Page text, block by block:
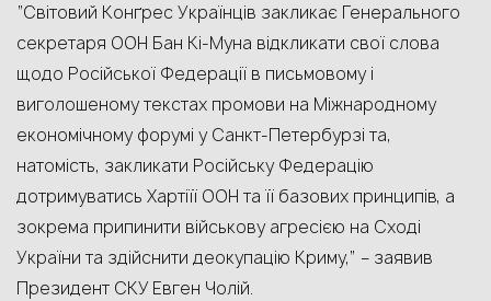
“Світовий Конґрес Українців закликає Генерального
секретаря ООН Бан Кі-Муна відкликати свої слова
щодо Російської Федерації в письмовому і
виголошеному текстах промови на Міжнародному
економічному форумі у Санкт-Петербурзі та,
натомість, закликати Російську Федерацію
дотримуватись Хартіїї ООН та її базових принципів, а
зокрема припинити військову агресією на Сході
України та здійснити деокупацію Криму,” – заявив
Президент СКУ Евген Чолій.